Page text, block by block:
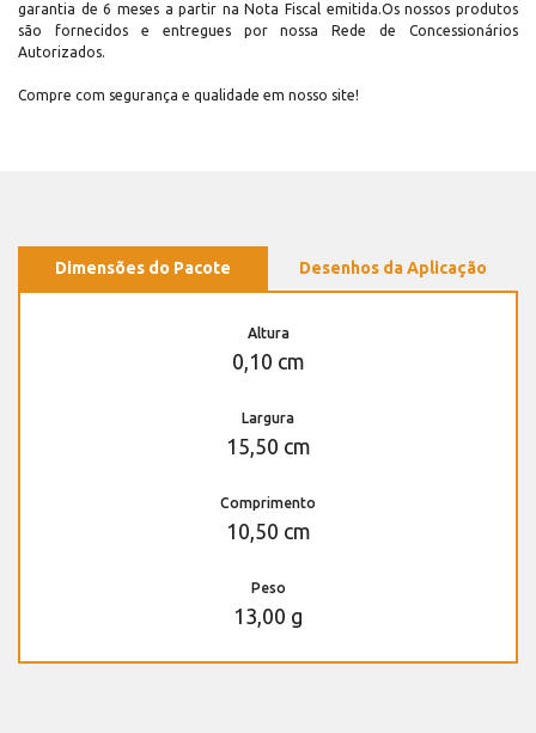
garantia de 6 meses a partir na Nota Fiscal emitida.Os nossos produtos
são fornecidos e entregues por nossa Rede de Concessionários
Autorizados.
Compre com segurança e qualidade em nosso site!
Dimensões do Pacote Desenhos da Aplicação
Altura
0,10 cm
Largura
15,50 cm
Comprimento
10,50 cm
Peso
13,00 g